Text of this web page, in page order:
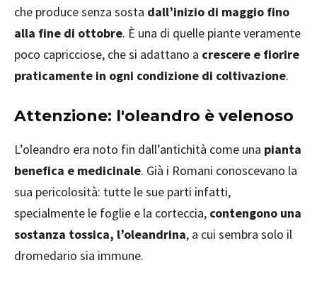
che produce senza sosta dall’inizio di maggio fino
alla fine di ottobre. È una di quelle piante veramente
poco capricciose, che si adattano a crescere e fiorire
praticamente in ogni condizione di coltivazione.
Attenzione: l'oleandro è velenoso
L’oleandro era noto fin dall’antichità come una pianta
benefica e medicinale. Già i Romani conoscevano la
sua pericolosità: tutte le sue parti infatti,
specialmente le foglie e la corteccia, contengono una
sostanza tossica, l’oleandrina, a cui sembra solo il
dromedario sia immune.